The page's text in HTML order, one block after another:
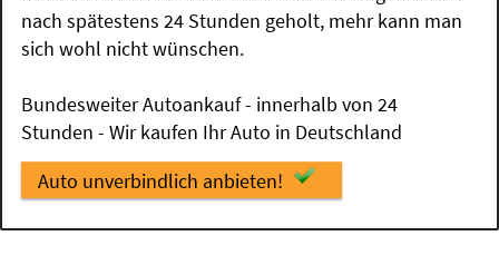
nach spätestens 24 Stunden geholt, mehr kann man
sich wohl nicht wünschen.
Bundesweiter Autoankauf - innerhalb von 24
Stunden - Wir kaufen Ihr Auto in Deutschland
Auto unverbindlich anbieten!